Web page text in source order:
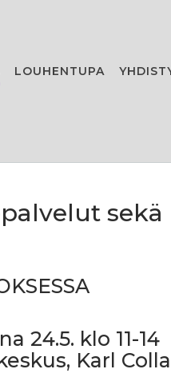
LOUHENTUPA
sekä
24.5. klo 11-14
Karl